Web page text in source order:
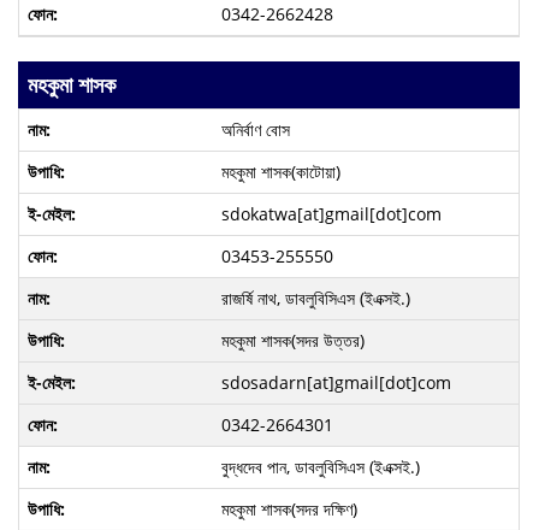
0342-2662428
মহকুমা শাসক
অনির্বাণ বোস
মহকুমা শাসক(কাটোয়া)
sdokatwa[at]gmail[dot]com
03453-255550
রাজর্ষি নাথ, ডাবলুবিসিএস (ইএক্সই.)
মহকুমা শাসক(সদর উত্তর)
sdosadarn[at]gmail[dot]com
0342-2664301
বুদ্ধদেব পান, ডাবলুবিসিএস (ইএক্সই.)
মহকুমা শাসক(সদর দক্ষিণ)